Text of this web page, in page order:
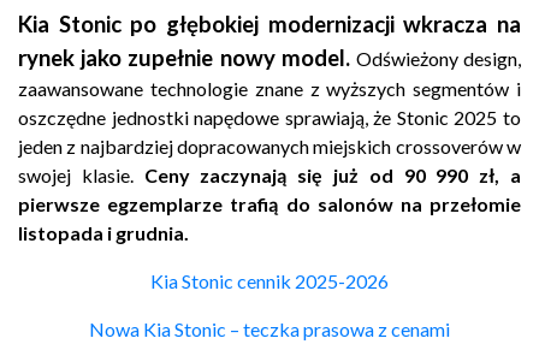
Kontakt
Kia Stonic po głębokiej modernizacji wkracza na
rynek jako zupełnie nowy model. Odświeżony design,
zaawansowane technologie znane z wyższych segmentów i
oszczędne jednostki napędowe sprawiają, że Stonic 2025 to
jeden z najbardziej dopracowanych miejskich crossoverów w
swojej klasie. Ceny zaczynają się już od 90 990 zł, a
pierwsze egzemplarze trafią do salonów na przełomie
listopada i grudnia.
Kia Stonic cennik 2025-2026
Nowa Kia Stonic – teczka prasowa z cenami